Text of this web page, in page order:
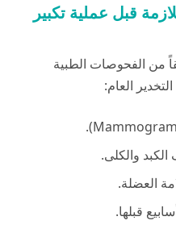
قبل عملية تكبير
من الفحوصات الطبية
العام:
والكلى.
العضلة.